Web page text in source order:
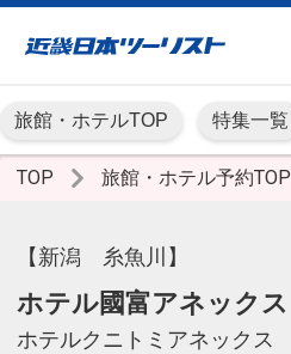
旅館・ホテルTOP 特集一覧
TOP 旅館・ホテル予約TOP
【新潟 糸魚川】
ホテル國富アネックス
ホテルクニトミアネックス